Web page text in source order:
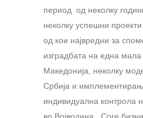
период од неколку
неколку успешни
од кои највредни за
изградбата на една
Македонија, неколку
Србија и
индивидуална контрола